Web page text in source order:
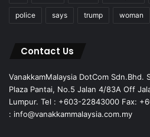
police says trump woman
Contact Us
VanakkamMalaysia DotCom Sdn.Bhd.
Plaza Pantai, No.5 Jalan 4/83A Off
Lumpur. Tel : +603-22843000 Fax:
: info@vanakkammalaysia.com.my